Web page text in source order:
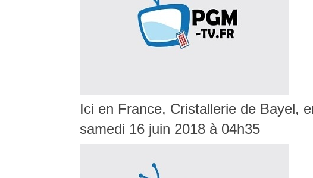
Ici en France, Cristallerie de Bayel,
samedi 16 juin 2018 à 04h35